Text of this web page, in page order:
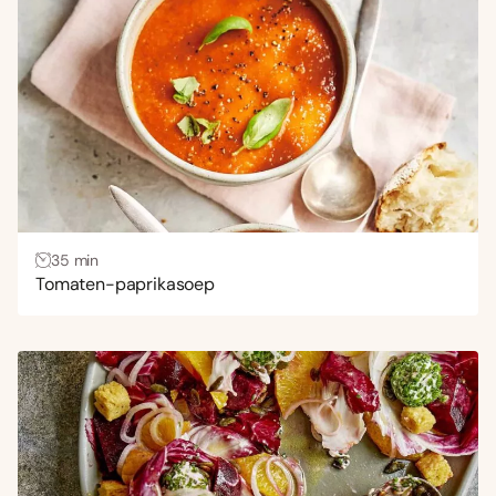
Uitdagend
Gang
Bijgerecht
(114)
Borrelhapjes en snacks
(30)
Brunch
(94)
Dranken
(28)
Gebak
Lunch
(208)
Nagerecht
(196)
Ontbijt
(9)
Voorgerecht
(178)
35 min
Tomaten-paprikasoep